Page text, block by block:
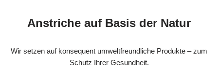
Anstriche auf Basis der Natur
Wir setzen auf konsequent umweltfreundliche Produkte – zum
Schutz Ihrer Gesundheit.